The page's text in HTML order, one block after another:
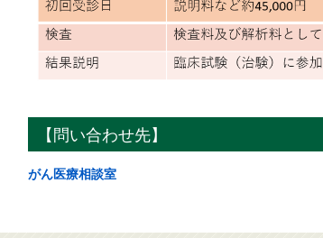
【問い合わせ先】
がん医療相談室